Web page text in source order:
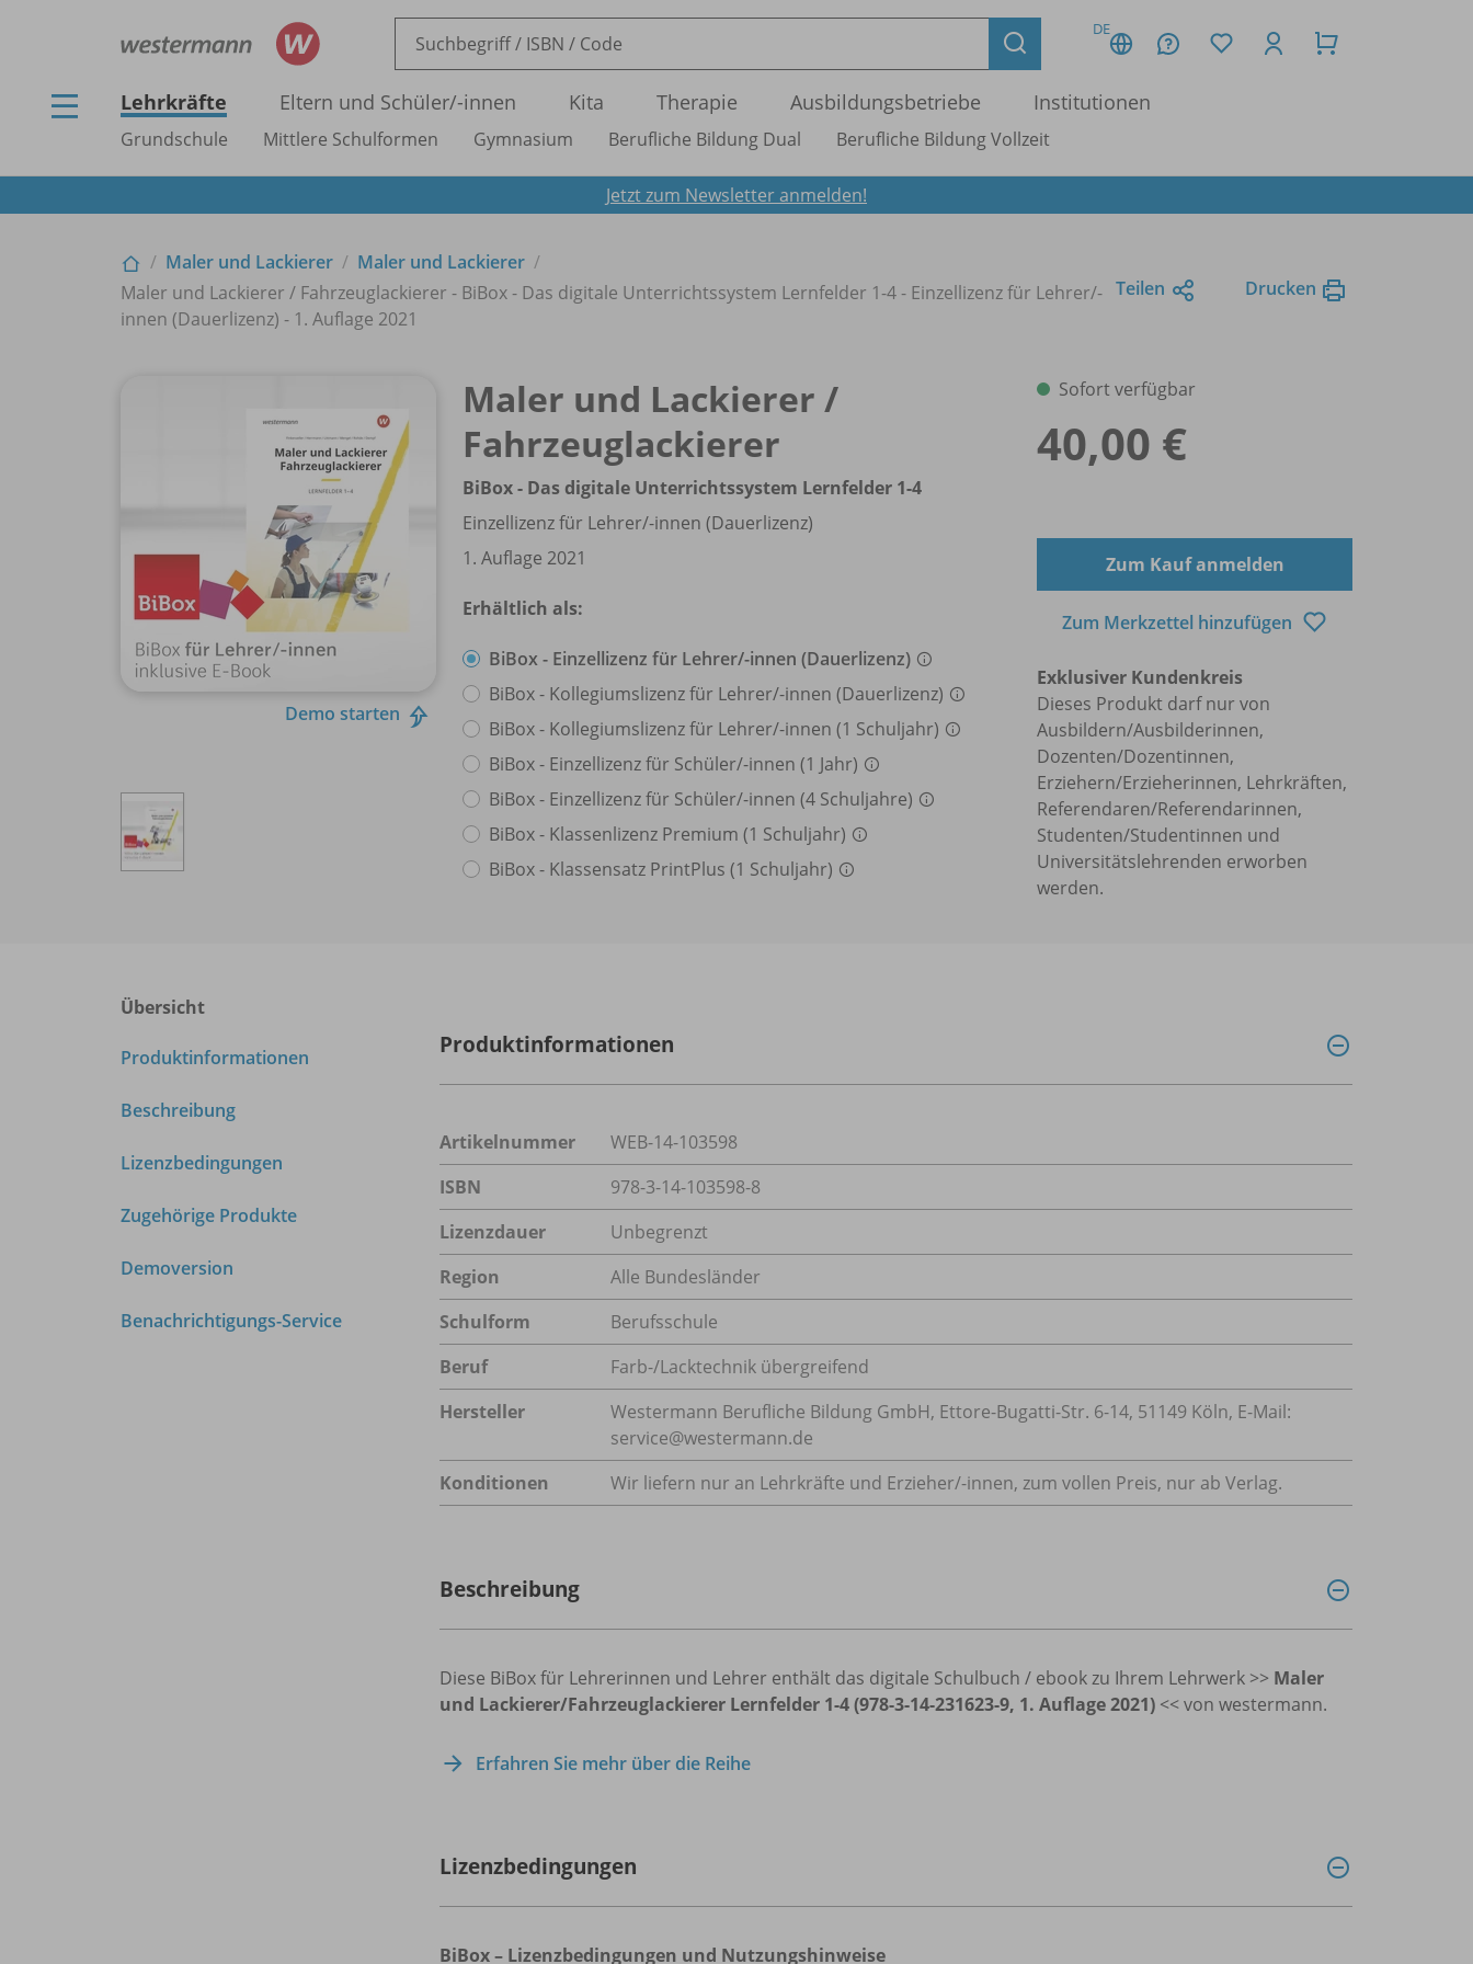
DE
Lehrkräfte Eltern und Schüler/-innen Kita Therapie Ausbildungsbetriebe Institutionen
Grundschule Mittlere Schulformen Gymnasium Berufliche Bildung Dual Berufliche Bildung Vollzeit
Jetzt zum Newsletter anmelden!
Maler und Lackierer
Maler und Lackierer
Maler und Lackierer / Fahrzeuglackierer - BiBox - Das digitale Unterrichtssystem Lernfelder 1-4 - Einzellizenz für Lehrer/-
innen (Dauerlizenz) - 1. Auflage 2021
Teilen Drucken
Demo starten
Maler und Lackierer /
Fahrzeuglackierer
BiBox - Das digitale Unterrichtssystem Lernfelder 1-4
Einzellizenz für Lehrer/-innen (Dauerlizenz)
1. Auflage 2021
Erhältlich als:
BiBox - Einzellizenz für Lehrer/-innen (Dauerlizenz)
BiBox - Kollegiumslizenz für Lehrer/-innen (Dauerlizenz)
BiBox - Kollegiumslizenz für Lehrer/-innen (1 Schuljahr)
BiBox - Einzellizenz für Schüler/-innen (1 Jahr)
BiBox - Einzellizenz für Schüler/-innen (4 Schuljahre)
BiBox - Klassenlizenz Premium (1 Schuljahr)
BiBox - Klassensatz PrintPlus (1 Schuljahr)
Sofort verfügbar
40,00 €
Zum Kauf anmelden
Zum Merkzettel hinzufügen
Exklusiver Kundenkreis
Dieses Produkt darf nur von
Ausbildern/Ausbilderinnen,
Dozenten/Dozentinnen,
Erziehern/Erzieherinnen, Lehrkräften,
Referendaren/Referendarinnen,
Studenten/Studentinnen und
Universitätslehrenden erworben
werden.
Übersicht
Produktinformationen
Beschreibung
Lizenzbedingungen
Zugehörige Produkte
Demoversion
Benachrichtigungs-Service
Produktinformationen
Artikelnummer
WEB-14-103598
ISBN
978-3-14-103598-8
Lizenzdauer
Unbegrenzt
Region
Alle Bundesländer
Schulform
Berufsschule
Beruf
Farb-/Lacktechnik übergreifend
Hersteller
Westermann Berufliche Bildung GmbH, Ettore-Bugatti-Str. 6-14, 51149 Köln, E-Mail:
service@westermann.de
Konditionen
Wir liefern nur an Lehrkräfte und Erzieher/-innen, zum vollen Preis, nur ab Verlag.
Beschreibung
Diese BiBox für Lehrerinnen und Lehrer enthält das digitale Schulbuch / ebook zu Ihrem Lehrwerk >> Maler
und Lackierer/Fahrzeuglackierer Lernfelder 1-4 (978-3-14-231623-9, 1. Auflage 2021) << von westermann.
Erfahren Sie mehr über die Reihe
Lizenzbedingungen
BiBox – Lizenzbedingungen und Nutzungshinweise